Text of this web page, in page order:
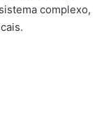
complexo,